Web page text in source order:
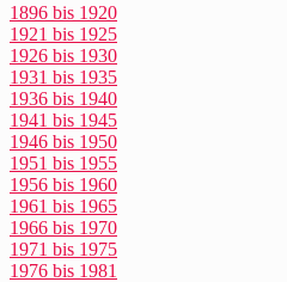
1896 bis 1920
1921 bis 1925
1926 bis 1930
1931 bis 1935
1936 bis 1940
1941 bis 1945
1946 bis 1950
1951 bis 1955
1956 bis 1960
1961 bis 1965
1966 bis 1970
1971 bis 1975
1976 bis 1981